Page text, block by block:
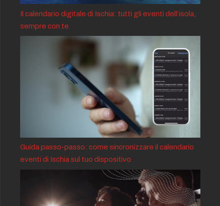
Il calendario digitale di Ischia: tutti gli eventi dell’isola,
sempre con te
Guida passo-passo: come sincronizzare il calendario
eventi di Ischia sul tuo dispositivo